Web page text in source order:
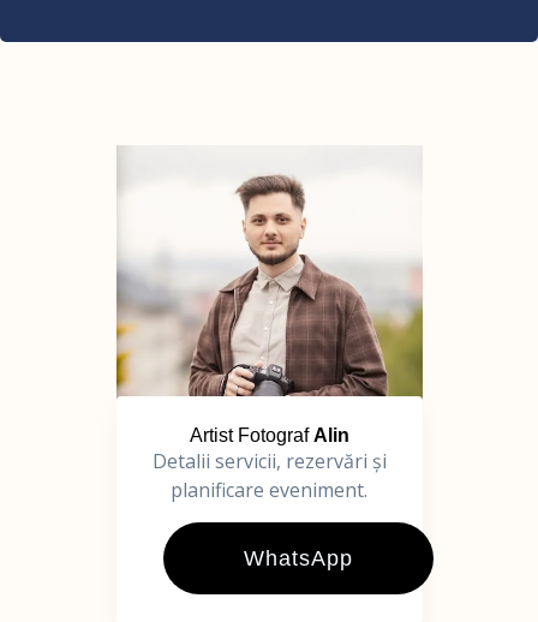
Artist FotografAlin
Detalii servicii, rezervări și
planificare eveniment.
WhatsApp